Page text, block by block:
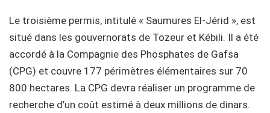
Le troisième permis, intitulé « Saumures El-Jérid », est
situé dans les gouvernorats de Tozeur et Kébili. Il a été
accordé à la Compagnie des Phosphates de Gafsa
(CPG) et couvre 177 périmètres élémentaires sur 70
800 hectares. La CPG devra réaliser un programme de
recherche d’un coût estimé à deux millions de dinars.